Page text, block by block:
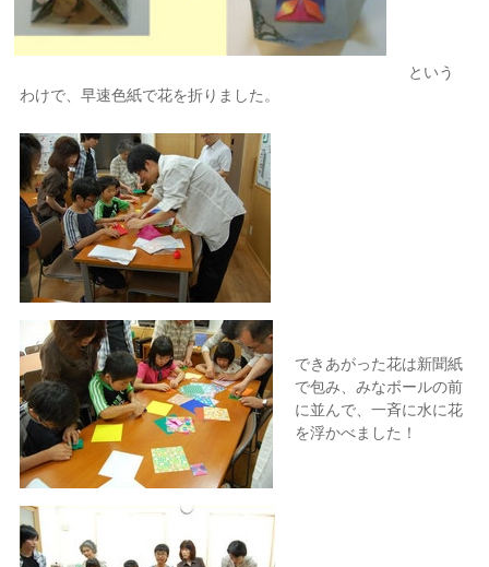
という
わけで、早速色紙で花を折りました。
できあがった花は新聞紙
で包み、みなボールの前
に並んで、一斉に水に花
を浮かべました！